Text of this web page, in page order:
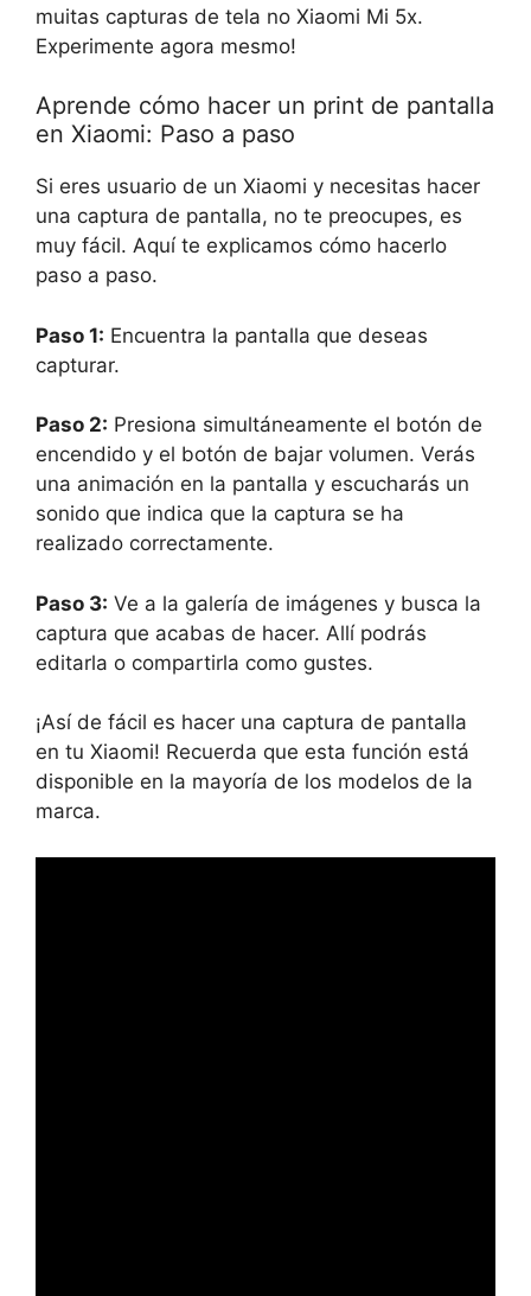
muitas capturas de tela no Xiaomi Mi 5x.
Experimente agora mesmo!
Aprende cómo hacer un print de pantalla
en Xiaomi: Paso a paso
Si eres usuario de un Xiaomi y necesitas hacer
una captura de pantalla, no te preocupes, es
muy fácil. Aquí te explicamos cómo hacerlo
paso a paso.
Paso 1: Encuentra la pantalla que deseas
capturar.
Paso 2: Presiona simultáneamente el botón de
encendido y el botón de bajar volumen. Verás
una animación en la pantalla y escucharás un
sonido que indica que la captura se ha
realizado correctamente.
Paso 3: Ve a la galería de imágenes y busca la
captura que acabas de hacer. Allí podrás
editarla o compartirla como gustes.
¡Así de fácil es hacer una captura de pantalla
en tu Xiaomi! Recuerda que esta función está
disponible en la mayoría de los modelos de la
marca.